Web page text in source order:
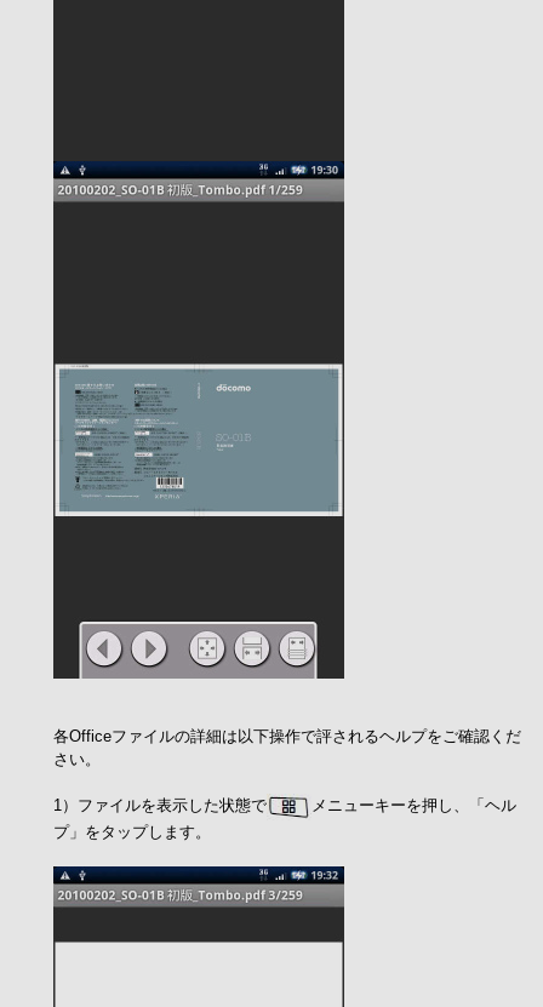
各Officeファイルの詳細は以下操作で評されるヘルプをご確認くだ
さい。
1）ファイルを表示した状態で
メニューキーを押し、「ヘル
プ」をタップします。